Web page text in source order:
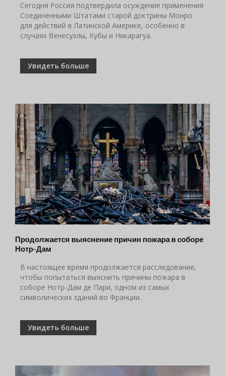
Сегодня Россия подтвердила осуждение применения
Соединенными Штатами старой доктрины Монро
для действий в Латинской Америке, особенно в
случаях Венесуэлы, Кубы и Никарагуа.
Увидеть больше
Продолжается выяснение причин пожара в соборе
Нотр-Дам
В настоящее время продолжается расследование,
чтобы попытаться выяснить причины пожара в
соборе Нотр-Дам де Пари, одном из самых
символических зданий во Франции.
Увидеть больше